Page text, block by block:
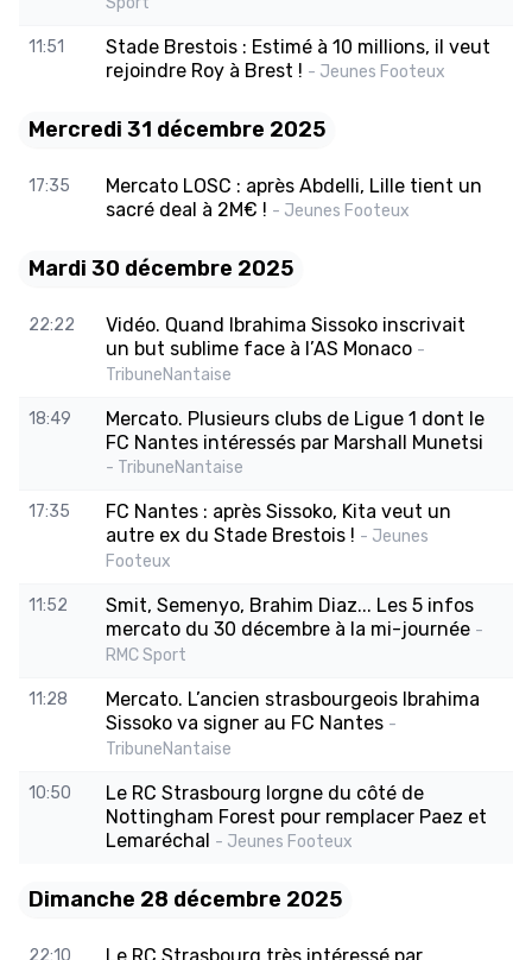
11:51
Stade Brestois : Estimé à 10 millions, il veut
rejoindre Roy à Brest ! - Jeunes Footeux
Mercredi 31 décembre 2025
17:35
Mercato LOSC : après Abdelli, Lille tient un
sacré deal à 2M€ ! - Jeunes Footeux
Mardi 30 décembre 2025
22:22
Vidéo. Quand Ibrahima Sissoko inscrivait
un but sublime face à l’AS Monaco -
TribuneNantaise
18:49
Mercato. Plusieurs clubs de Ligue 1 dont le
FC Nantes intéressés par Marshall Munetsi
- TribuneNantaise
17:35
FC Nantes : après Sissoko, Kita veut un
autre ex du Stade Brestois ! - Jeunes
Footeux
11:52
Smit, Semenyo, Brahim Diaz... Les 5 infos
mercato du 30 décembre à la mi-journée -
RMC Sport
11:28
Mercato. L’ancien strasbourgeois Ibrahima
Sissoko va signer au FC Nantes -
TribuneNantaise
10:50
Le RC Strasbourg lorgne du côté de
Nottingham Forest pour remplacer Paez et
Lemaréchal - Jeunes Footeux
Dimanche 28 décembre 2025
22:10